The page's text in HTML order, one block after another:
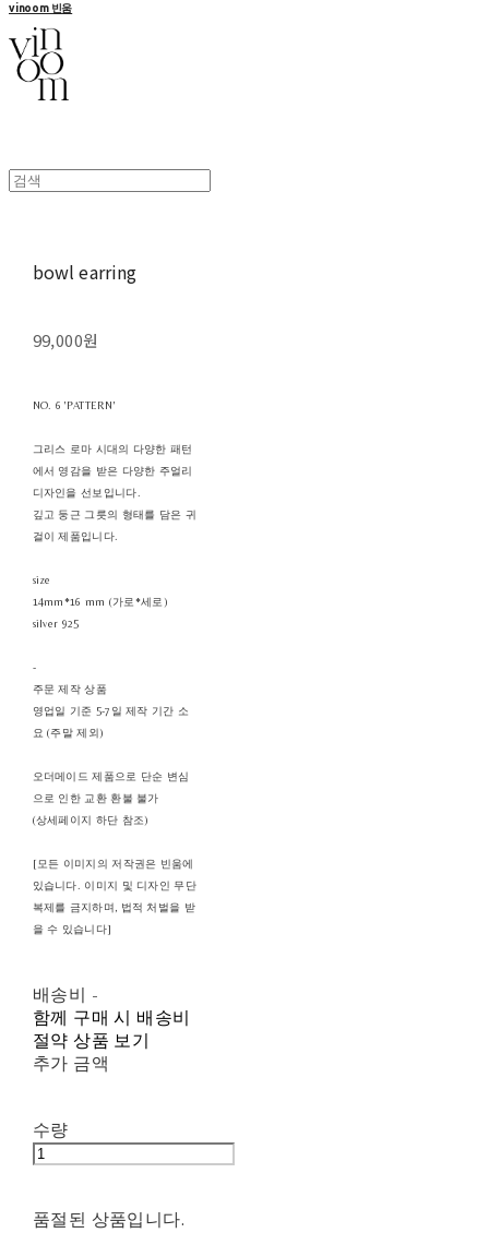
vinoom 빈움
bowl earring
99,000원
NO. 6 'PATTERN'
그리스 로마 시대의 다양한 패턴
에서 영감을 받은 다양한 주얼리
디자인을 선보입니다.
깊고 둥근 그릇의 형태를 담은 귀
걸이 제품입니다.
size
14mm*16 mm (가로*세로)
silver 925
-
주문 제작 상품
영업일 기준 5-7일 제작 기간 소
요 (주말 제외)
오더메이드 제품으로 단순 변심
으로 인한 교환 환불 불가
(상세페이지 하단 참조)
[모든 이미지의 저작권은 빈움에
있습니다. 이미지 및 디자인 무단
복제를 금지하며, 법적 처벌을 받
을 수 있습니다]
배송비 -
함께 구매 시 배송비
절약 상품 보기
추가 금액
수량
품절된 상품입니다.